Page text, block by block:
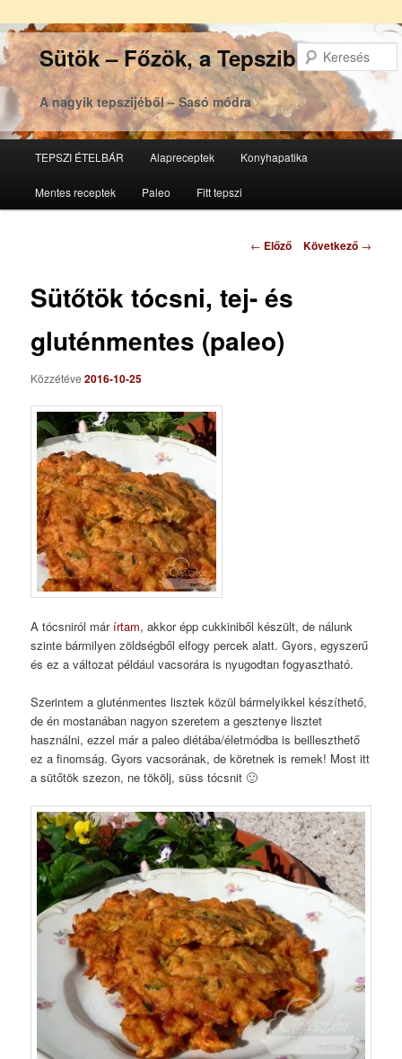
Sütök – Főzök, a Tepsziből
A nagyik tepszijéből – Sasó módra
Tovább
az
Tovább
a
TEPSZI ÉTELBÁR Alapreceptek Konyhapatika
Mentes receptek Paleo Fitt tepszi
Bejegyzés
← Előző Következő →
Sütőtök tócsni, tej- és
gluténmentes (paleo)
Közzétéve2016-10-25
A tócsniról már írtam, akkor épp cukkiniből készült, de nálunk
szinte bármilyen zöldségből elfogy percek alatt. Gyors, egyszerű
és ez a változat például vacsorára is nyugodtan fogyasztható.
Szerintem a gluténmentes lisztek közül bármelyikkel készíthető,
de én mostanában nagyon szeretem a gesztenye lisztet
használni, ezzel már a paleo diétába/életmódba is beilleszthető
ez a finomság. Gyors vacsorának, de köretnek is remek! Most itt
a sütőtök szezon, ne tökölj, süss tócsnit 🙂